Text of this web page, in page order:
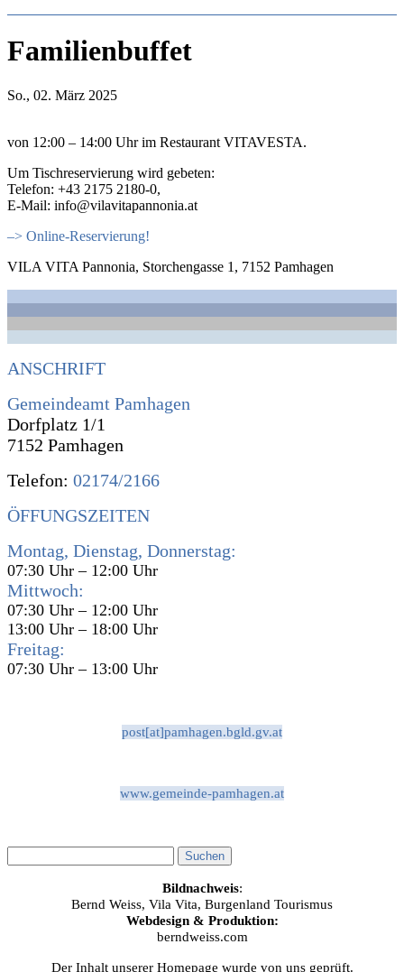
Familienbuffet
So., 02. März 2025
von 12:00 – 14:00 Uhr im Restaurant VITAVESTA.
Um Tischreservierung wird gebeten:
Telefon: +43 2175 2180-0,
E-Mail: info@vilavitapannonia.at
–> Online-Reservierung!
VILA VITA Pannonia, Storchengasse 1, 7152 Pamhagen
ANSCHRIFT
Gemeindeamt Pamhagen
Dorfplatz 1/1
7152 Pamhagen
Telefon: 02174/2166
ÖFFUNGSZEITEN
Montag, Dienstag, Donnerstag:
07:30 Uhr – 12:00 Uhr
Mittwoch:
07:30 Uhr – 12:00 Uhr
13:00 Uhr – 18:00 Uhr
Freitag:
07:30 Uhr – 13:00 Uhr
post[at]pamhagen.bgld.gv.at
www.gemeinde-pamhagen.at
Bildnachweis:
Bernd Weiss, Vila Vita, Burgenland Tourismus
Webdesign & Produktion:
berndweiss.com
Der Inhalt unserer Homepage wurde von uns geprüft.